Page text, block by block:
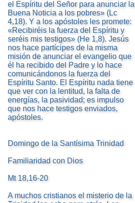
el Espíritu del Señor para anunciar la
Buena Noticia a los pobres» (Lc
4,18). Y a los apóstoles les promete:
«Recibiréis la fuerza del Espíritu y
seréis mis testigos» (He 1,8). Jesús
nos hace partícipes de la misma
misión de anunciar el evangelio que
él ha recibido del Padre y lo hace
comunicándonos la fuerza del
Espíritu Santo. El Espíritu nada tiene
que ver con la lentitud, la falta de
energías, la pasividad; es impulso
que nos hace testigos enviados,
apóstoles.
Domingo de la Santísima Trinidad
Familiaridad con Dios
Mt 18,16-20
A muchos cristianos el misterio de la